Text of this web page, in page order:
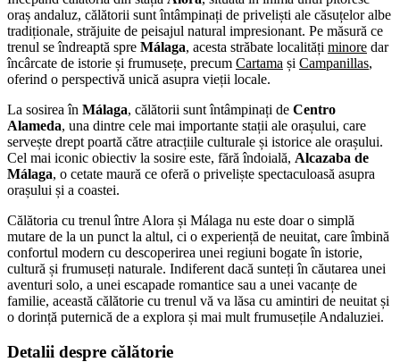
oraș andaluz, călătorii sunt întâmpinați de priveliști ale căsuțelor albe
tradiționale, străjuite de peisajul natural impresionant. Pe măsură ce
trenul se îndreaptă spre Málaga, acesta străbate localități minore dar
încârcate de istorie și frumusețe, precum Cartama și Campanillas,
oferind o perspectivă unică asupra vieții locale.
La sosirea în Málaga, călătorii sunt întâmpinați de Centro
Alameda, una dintre cele mai importante stații ale orașului, care
servește drept poartă către atracțiile culturale și istorice ale orașului.
Cel mai iconic obiectiv la sosire este, fără îndoială, Alcazaba de
Málaga, o cetate maură ce oferă o priveliște spectaculoasă asupra
orașului și a coastei.
Călătoria cu trenul între Alora și Málaga nu este doar o simplă
mutare de la un punct la altul, ci o experiență de neuitat, care îmbină
confortul modern cu descoperirea unei regiuni bogate în istorie,
cultură și frumuseți naturale. Indiferent dacă sunteți în căutarea unei
aventuri solo, a unei escapade romantice sau a unei vacanțe de
familie, această călătorie cu trenul vă va lăsa cu amintiri de neuitat și
o dorință puternică de a explora și mai mult frumusețile Andaluziei.
Detalii despre călătorie